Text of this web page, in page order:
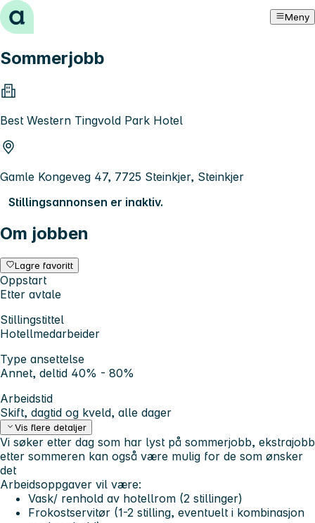
Hopp til innhold Meny
Sommerjobb
Best Western Tingvold Park Hotel
Gamle Kongeveg 47, 7725 Steinkjer, Steinkjer
Stillingsannonsen er inaktiv.
Om jobben
Lagre favoritt
Oppstart
Etter avtale
Stillingstittel
Hotellmedarbeider
Type ansettelse
Annet, deltid 40% - 80%
Arbeidstid
Skift, dagtid og kveld, alle dager
Vis flere detaljer
Vi søker etter dag som har lyst på sommerjobb, ekstrajobb
etter sommeren kan også være mulig for de som ønsker
det
Arbeidsoppgaver vil være:
Vask/ renhold av hotellrom (2 stillinger)
Frokostservitør (1-2 stilling, eventuelt i kombinasjon